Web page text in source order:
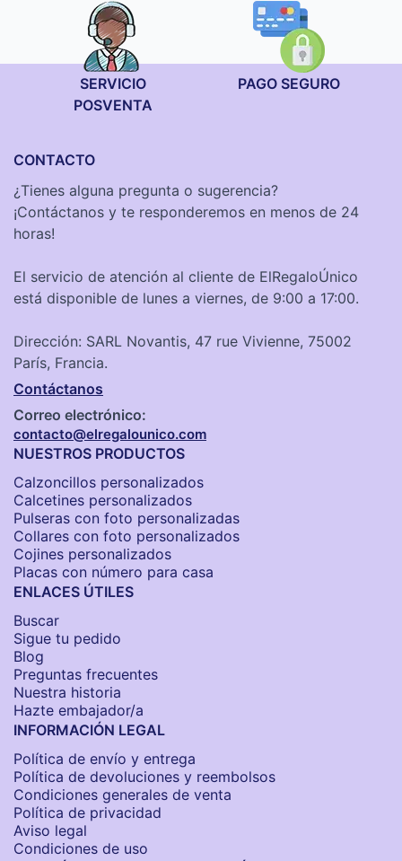
SERVICIO
POSVENTA
PAGO SEGURO
CONTACTO
¿Tienes alguna pregunta o sugerencia?
¡Contáctanos y te responderemos en menos de 24
horas!
El servicio de atención al cliente de ElRegaloÚnico
está disponible de lunes a viernes, de 9:00 a 17:00.
Dirección: SARL Novantis, 47 rue Vivienne, 75002
París, Francia.
Contáctanos
Correo electrónico:
contacto@elregalounico.com
NUESTROS PRODUCTOS
Calzoncillos personalizados​
Calcetines personalizados
Pulseras con foto personalizadas
Collares con foto personalizados
Cojines personalizados
Placas con número para casa
ENLACES ÚTILES
Buscar
Sigue tu pedido
Blog
Preguntas frecuentes
Nuestra historia
Hazte embajador/a
INFORMACIÓN LEGAL
Política de envío y entrega
Política de devoluciones y reembolsos
Condiciones generales de venta
Política de privacidad
Aviso legal
Condiciones de uso